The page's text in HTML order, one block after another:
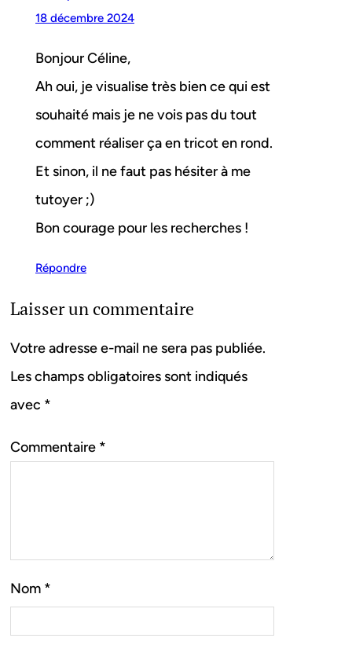
18 décembre 2024
Bonjour Céline,
Ah oui, je visualise très bien ce qui est
souhaité mais je ne vois pas du tout
comment réaliser ça en tricot en rond.
Et sinon, il ne faut pas hésiter à me
tutoyer ;)
Bon courage pour les recherches !
Répondre
Laisser un commentaire
Votre adresse e-mail ne sera pas publiée.
Les champs obligatoires sont indiqués
avec *
Commentaire *
Nom *